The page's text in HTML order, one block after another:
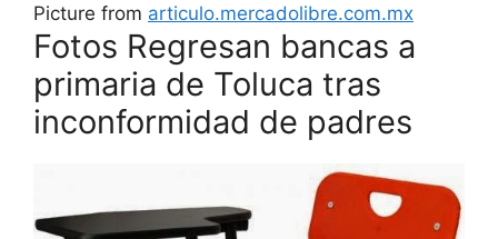
Picture from articulo.mercadolibre.com.mx
Fotos Regresan bancas a
primaria de Toluca tras
inconformidad de padres